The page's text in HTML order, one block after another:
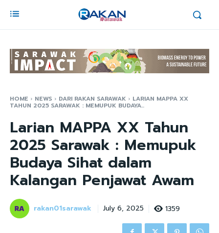
HOME NEWS DARI RAKAN SARAWAK LARIAN MAPPA XX
TAHUN 2025 SARAWAK : MEMUPUK BUDAYA...
Larian MAPPA XX Tahun
2025 Sarawak : Memupuk
Budaya Sihat dalam
Kalangan Penjawat Awam
rakan01sarawak July 6, 2025 1359